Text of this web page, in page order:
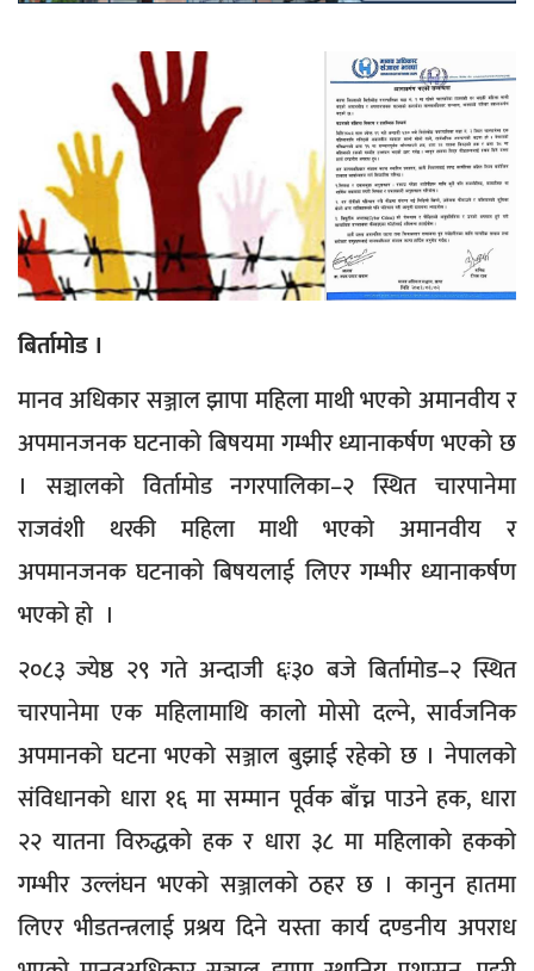
बिर्तामोड ।
मानव अधिकार सञ्जाल झापा महिला माथी भएको अमानवीय र
अपमानजनक घटनाको बिषयमा गम्भीर ध्यानाकर्षण भएको छ
। सञ्चालको विर्तामोड नगरपालिका–२ स्थित चारपानेमा
राजवंशी थरकी महिला माथी भएको अमानवीय र
अपमानजनक घटनाको बिषयलाई लिएर गम्भीर ध्यानाकर्षण
भएको हो ।
२०८३ ज्येष्ठ २९ गते अन्दाजी ६ः३० बजे बिर्तामोड–२ स्थित
चारपानेमा एक महिलामाथि कालो मोसो दल्ने, सार्वजनिक
अपमानको घटना भएको सञ्जाल बुझाई रहेको छ । नेपालको
संविधानको धारा १६ मा सम्मान पूर्वक बाँच्न पाउने हक, धारा
२२ यातना विरुद्धको हक र धारा ३८ मा महिलाको हकको
गम्भीर उल्लंघन भएको सञ्जालको ठहर छ । कानुन हातमा
लिएर भीडतन्त्रलाई प्रश्रय दिने यस्ता कार्य दण्डनीय अपराध